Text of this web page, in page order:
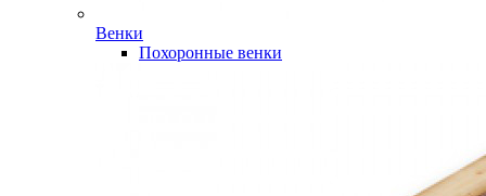
Венки
Похоронные венки